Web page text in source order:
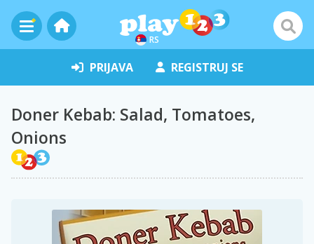
RS
PRIJAVA REGISTRUJ SE
Doner Kebab: Salad, Tomatoes,
Onions